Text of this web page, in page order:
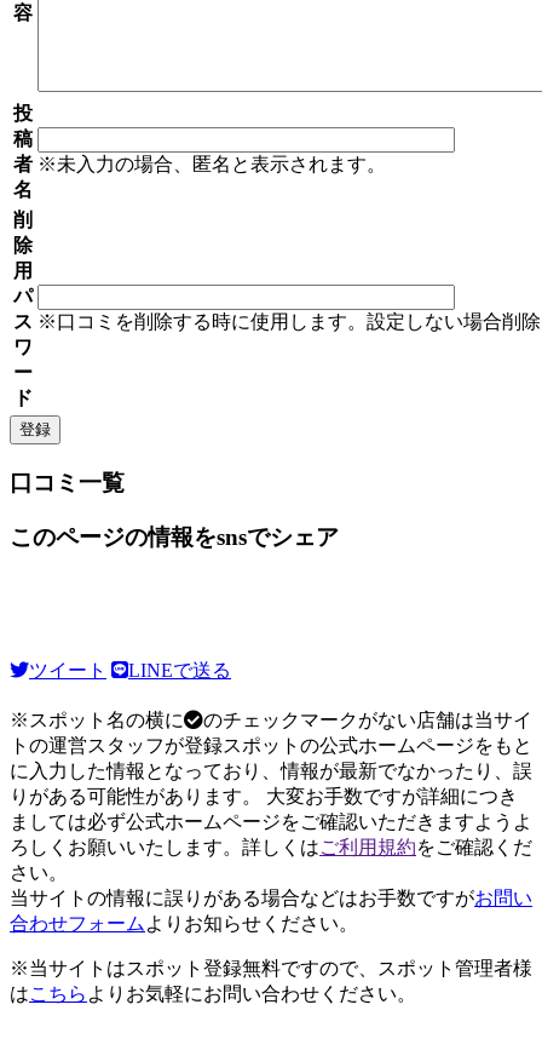
容
投
稿
者
名
※未入力の場合、匿名と表示されます。
削
除
用
パ
ス
ワ
ー
ド
※口コミを削除する時に使用します。設定しない場合削
口コミ一覧
このページの情報をsnsでシェア
ツイート LINEで送る
※スポット名の横に
のチェックマークがない店舗は当サイ
トの運営スタッフが登録スポットの公式ホームページをもと
に入力した情報となっており、情報が最新でなかったり、誤
りがある可能性があります。 大変お手数ですが詳細につき
ましては必ず公式ホームページをご確認いただきますようよ
ろしくお願いいたします。詳しくはご利用規約をご確認くだ
さい。
当サイトの情報に誤りがある場合などはお手数ですがお問い
合わせフォーム よりお知らせください。
※当サイトはスポット登録無料ですので、スポット管理者様
はこちら よりお気軽にお問い合わせください。